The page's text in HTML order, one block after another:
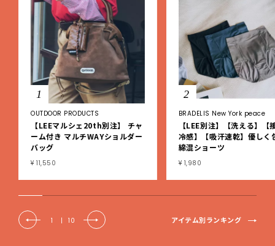
1
OUTDOOR PRODUCTS
【LEEマルシェ20th別注】 チャ
ーム付き マルチWAYショルダー
バッグ
¥ 11,550
2
BRADELIS New York peace
【LEE別注】【洗える】【
冷感】【吸汗速乾】優しく
綿混ショーツ
¥ 1,980
1 | 10 アイテム別ランキング